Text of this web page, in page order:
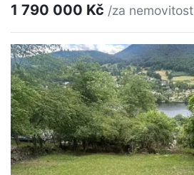
1 790 000 Kč /za nemovitost